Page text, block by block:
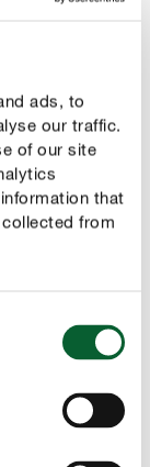
ads, to
our traffic.
of our site
that
from
mrzlo vodo,
dobile
Zato je redno